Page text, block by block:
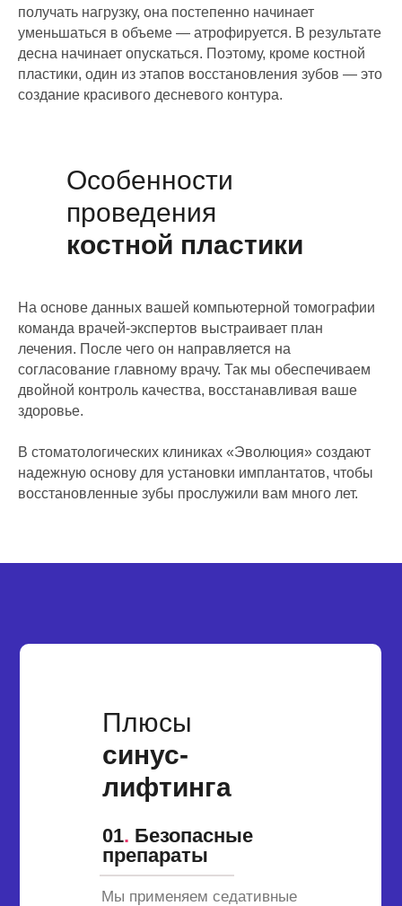
получать нагрузку, она постепенно начинает
уменьшаться в объеме — атрофируется. В результате
десна начинает опускаться. Поэтому, кроме костной
пластики, один из этапов восстановления зубов — это
создание красивого десневого контура.
Особенности
проведения
костной пластики
На основе данных вашей компьютерной томографии
команда врачей-экспертов выстраивает план
лечения. После чего он направляется на
согласование главному врачу. Так мы обеспечиваем
двойной контроль качества, восстанавливая ваше
здоровье.
В стоматологических клиниках «Эволюция» создают
надежную основу для установки имплантатов, чтобы
восстановленные зубы прослужили вам много лет.
Плюсы
синус-
лифтинга
Мы применяем седативные
01. Безопасные
препараты